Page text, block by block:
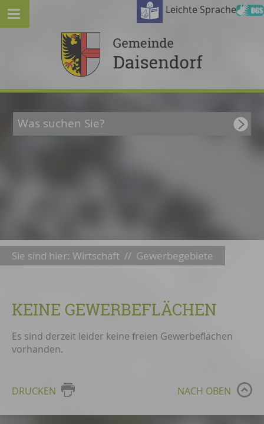
Leichte Sprache
Sie sind hier: Wirtschaft // Gewerbegebiete
KEINE GEWERBEFLÄCHEN
Es sind derzeit leider keine freien Gewerbeflächen
vorhanden.
DRUCKEN NACH OBEN